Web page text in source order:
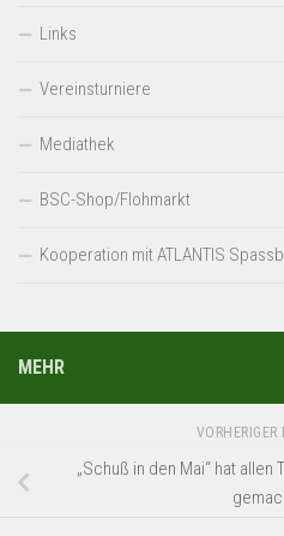
Links
Vereinsturniere
Mediathek
BSC-Shop/Flohmarkt
Kooperation mit ATLANTIS
MEHR
VORHERIGER
„Schuß in den Mai“ hat